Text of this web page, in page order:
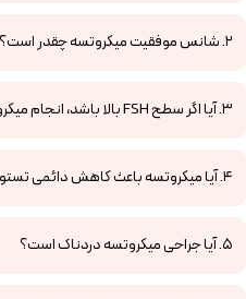
2. شانس موفقیت میکروتسه چقدر است؟
3. آیا اگر سطح FSH بالا باشد، انجام میکروتسه بی‌فایده است؟
4. آیا میکروتسه باعث کاهش دائمی تستوسترون می‌شود؟
5. آیا جراحی میکروتسه دردناک است؟